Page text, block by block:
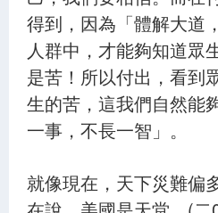
得到，因為「體解大道
人群中，才能夠知道眾
是苦！所以付出，看到
生的苦，這我們自然能
一事，不長一智」。
就像現在，天下災難偏